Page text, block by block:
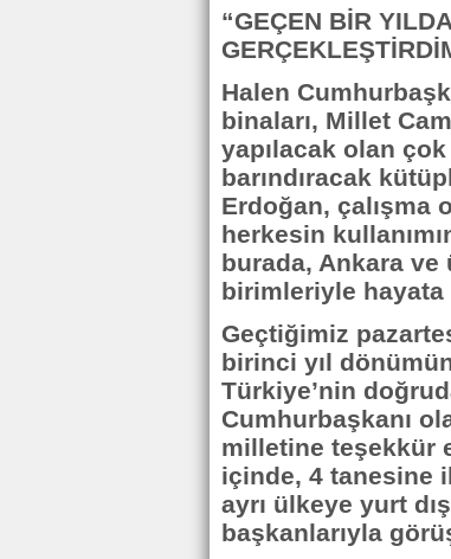
“GEÇEN BİR
Halen
binaları, Millet
yapılacak olan
barındıracak
Erdoğan, çalışma
herkesin
burada, Ankara
birimleriyle hayata
Geçtiğimiz
birinci yıl
Türkiye’nin
Cumhurbaşkanı
milletine teşekkür
içinde, 4 tanesine
ayrı ülkeye yurt
başkanlarıyla